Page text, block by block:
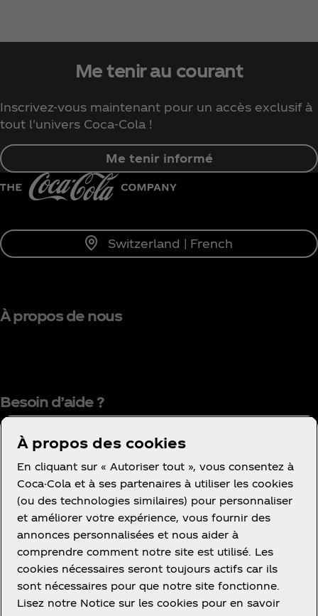
Me tenir au courant
Inscrivez-vous maintenant pour un accès exclusif à
tout l'univers Coca‑Cola !
Me tenir informé
Switzerland | French
À propos de nous
Besoin d’aide ?
Condition d’utilisation
Avis de confidentialité des consommateurs
Avis relatif aux cookies
Paramètres des cookies
Politique d’accessibilité
À propos des cookies
En cliquant sur « Autoriser tout », vous consentez à
Coca-Cola et à ses partenaires à utiliser les cookies
(ou des technologies similaires) pour personnaliser
et améliorer votre expérience, vous fournir des
annonces personnalisées et nous aider à
comprendre comment notre site est utilisé. Les
cookies nécessaires seront toujours actifs car ils
sont nécessaires pour que notre site fonctionne.
Lisez notre Notice sur les cookies pour en savoir